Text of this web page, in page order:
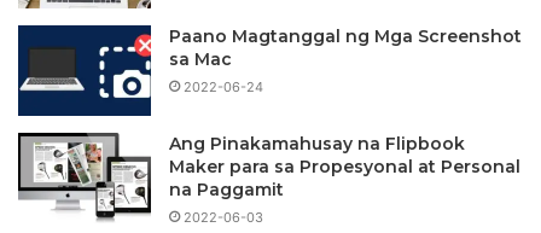
Paano Magtanggal ng Mga Screenshot
sa Mac
2022-06-24
Ang Pinakamahusay na Flipbook
Maker para sa Propesyonal at Personal
na Paggamit
2022-06-03